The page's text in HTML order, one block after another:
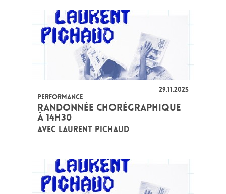
29.11.2025
PERFORMANCE
RANDONNÉE CHORÉGRAPHIQUE
À 14H30
AVEC LAURENT PICHAUD